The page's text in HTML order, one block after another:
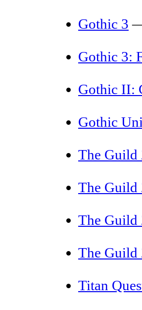
Gothic 3
Gothic 3:
Gothic II:
Gothic
The Guild
The Guild
The Guild
The Guild
Titan